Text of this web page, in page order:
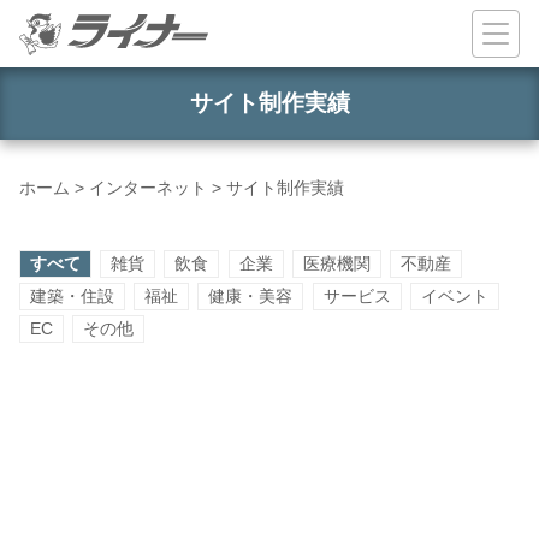
コンテンツへスキップ
サイト制作実績
ホーム > インターネット > サイト制作実績
すべて 雑貨 飲食 企業 医療機関
不動産
建築・住設
福祉 健康・美容 サービス
イベント
EC
その他